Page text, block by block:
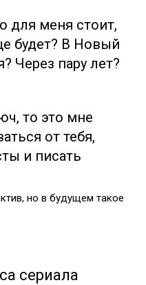
для меня стоит,
будет? В Новый
Через пару лет?
то это мне
от тебя,
и писать
но в будущем такое
сериала